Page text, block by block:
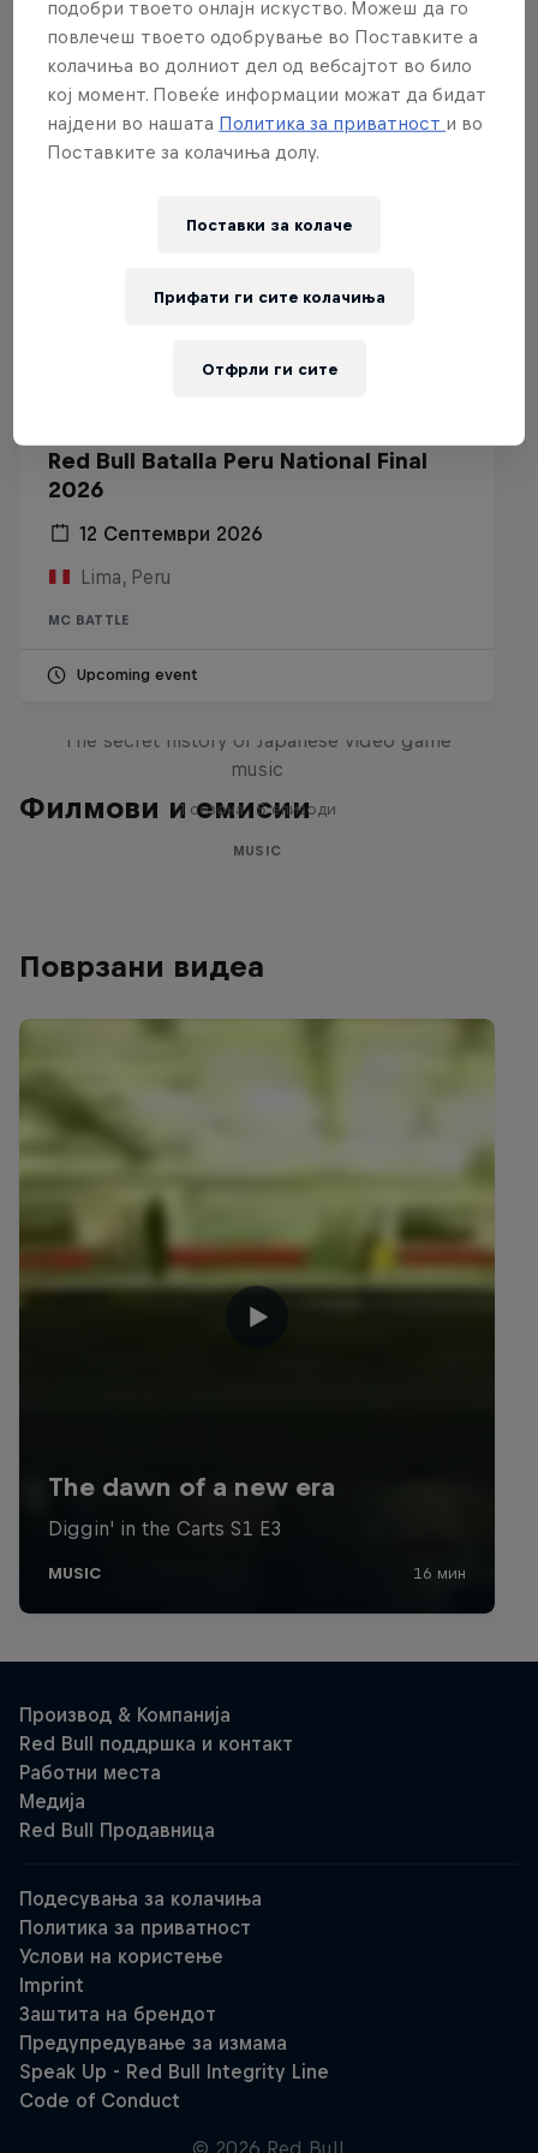
Поврзани настани
Red Bull Batalla Peru National Final
2026
12 Септември 2026
Lima, Peru
MC BATTLE
Upcoming event
Филмови и емисии
The secret history of Japanese video game
music
1 сезона · 5 епизоди
MUSIC
Поврзани видеа
подобри твоето онлајн искуство. Можеш да го
повлечеш твоето одобрување во Поставките а
колачиња во долниот дел од вебсајтот во било
кој момент. Повеќе информации можат да бидат
најдени во нашата Политика за приватност и во
Поставките за колачиња долу.
Поставки за колачe
Отфрли ги сите
Прифати ги сите колачиња